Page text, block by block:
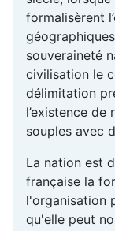
formalisèrent
souveraineté
civilisation le
délimitation
l’existence de
souples avec
La nation est
française la
l'organisation
qu'elle peut